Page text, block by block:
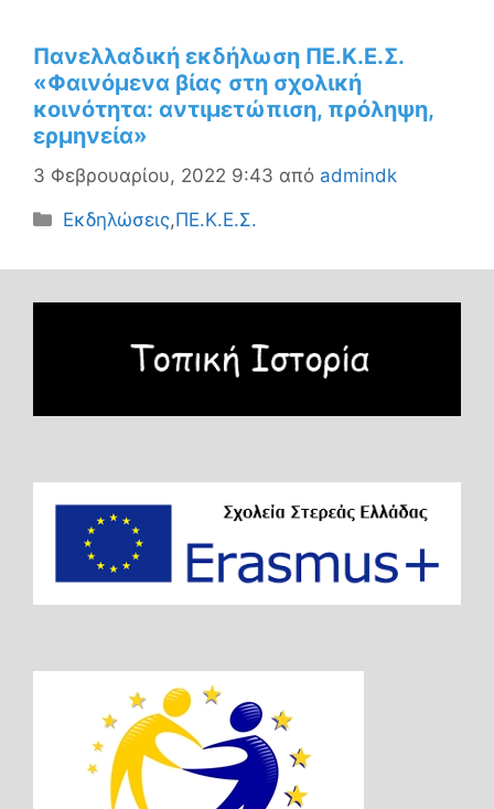
Πανελλαδική εκδήλωση ΠΕ.Κ.Ε.Σ.
«Φαινόμενα βίας στη σχολική
κοινότητα: αντιμετώπιση, πρόληψη,
ερμηνεία»
3 Φεβρουαρίου, 2022 9:43 από admindk
Κατηγορίες
Εκδηλώσεις,ΠΕ.Κ.Ε.Σ.